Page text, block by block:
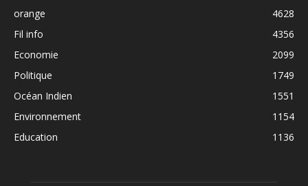
orange
4628
Fil info
4356
Economie
2099
Politique
1749
Océan Indien
1551
Environnement
1154
Education
1136